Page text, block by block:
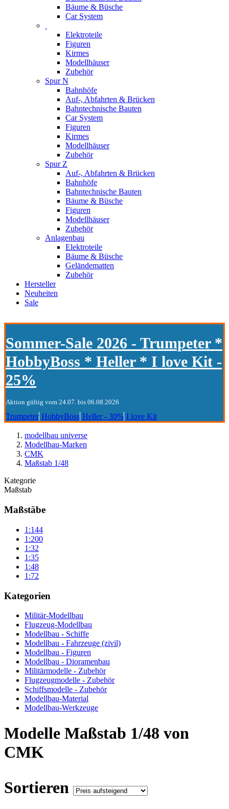
Bäume & Büsche
Car System
Elektroteile
Figuren
Kirmes
Modellhäuser
Zubehör
Spur N
Bahnhöfe
Auf-, Abfahrten & Brücken
Bahntechnische Bauten
Car System
Figuren
Kirmes
Modellhäuser
Zubehör
Spur Z
Auf-, Abfahrten & Brücken
Bahnhöfe
Bahntechnische Bauten
Bäume & Büsche
Figuren
Modellhäuser
Zubehör
Anlagenbau
Elektroteile
Bäume & Büsche
Geländematten
Zubehör
Hersteller
Neuheiten
Sale
Sommer-Sale 2026 - Trumpeter *
HobbyBoss * Heller * I love Kit -
25%
Aktion gültig vom 24.07. bis 06.08.2026
Trumpeter HobbyBoss Heller - 30% I love Kit
modellbau universe
Modellbau-Marken
CMK
Maßstab 1/48
Kategorie
Maßstab
Maßstäbe
1:144
1:200
1:32
1:35
1:48
1:72
Kategorien
Militär-Modellbau
Flugzeug-Modellbau
Modellbau - Schiffe
Modellbau - Fahrzeuge (zivil)
Modellbau - Figuren
Modellbau - Dioramenbau
Militärmodelle - Zubehör
Flugzeugmodelle - Zubehör
Schiffsmodelle - Zubehör
Modellbau-Material
Modellbau-Werkzeuge
Modelle Maßstab 1/48 von
CMK
Sortieren